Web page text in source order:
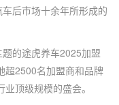
后市场十余年所形成的
的途虎养车2025加盟
超2500名加盟商和品牌
顶级规模的盛会。